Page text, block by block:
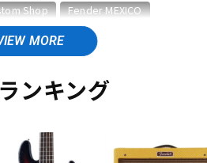
パーカッション
電子ピアノ
その他楽器
Shop
Fender MEXICO
Standard Series
Japan
TLタイプ
・JMタイプ
ンキング